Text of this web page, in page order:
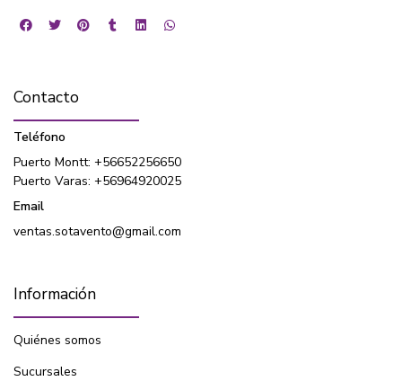
Contacto
Teléfono
Puerto Montt: +56652256650
Puerto Varas: +56964920025
Email
ventas.sotavento@gmail.com
Información
Quiénes somos
Sucursales